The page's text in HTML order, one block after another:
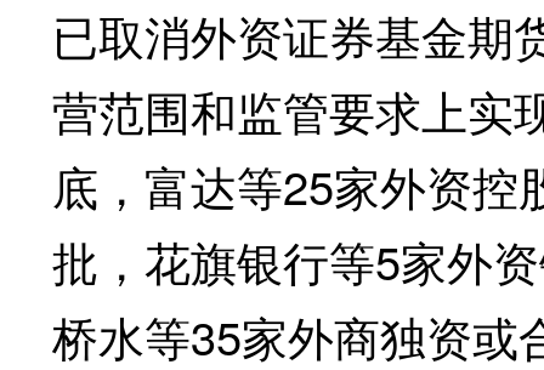
已取消外资证券基金期
营范围和监管要求上实
底，富达等25家外资
批，花旗银行等5家外
桥水等35家外商独资或